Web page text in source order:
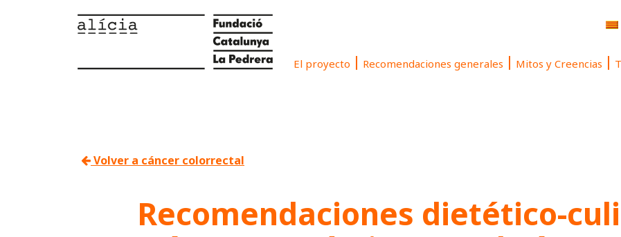
El proyecto Recomendaciones generales Mitos y Creencias
Volver a cáncer colorrectal
Recomendaciones dietético-